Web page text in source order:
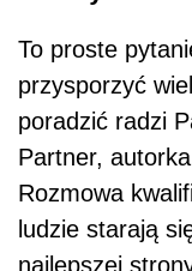
To proste
przysporzyć
poradzić radzi
Partner,
Rozmowa
ludzie starają
najlepszej